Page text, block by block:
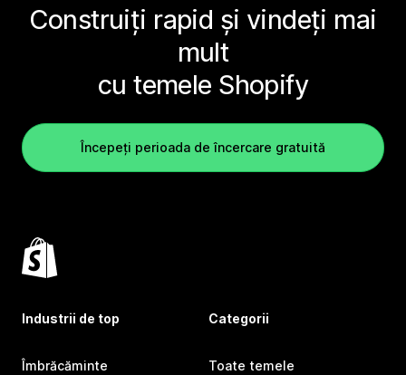
Construiți rapid și vindeți mai
mult
cu temele Shopify
Începeți perioada de încercare gratuită
Industrii de top
Îmbrăcăminte
Categorii
Toate temele